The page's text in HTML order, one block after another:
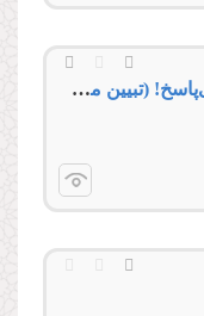
مردم‌‏سالارى دینى، متناقض‏‌نمایى بى‏‌پاسخ! (تبیین مردم‌سالارى دینى)